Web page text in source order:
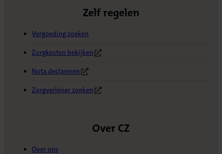
Zelf regelen
Vergoeding zoeken
Zorgkosten bekijken
(Opent in nieuw tabblad)
Nota declareren
(Opent in nieuw tabblad)
Zorgverlener zoeken
(Opent in nieuw tabblad)
Over CZ
Over ons